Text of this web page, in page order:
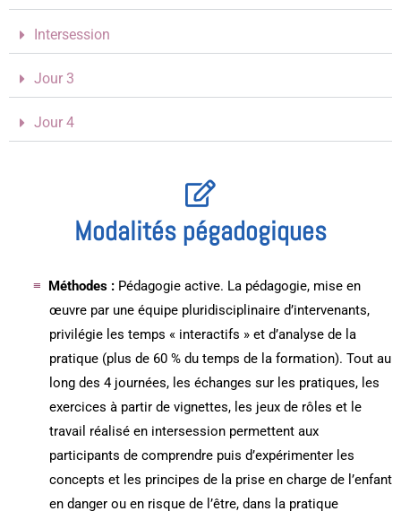
Intersession
Jour 3
Jour 4
Modalités pégadogiques
Méthodes : Pédagogie active. La pédagogie, mise en
œuvre par une équipe pluridisciplinaire d’intervenants,
privilégie les temps « interactifs » et d’analyse de la
pratique (plus de 60 % du temps de la formation). Tout au
long des 4 journées, les échanges sur les pratiques, les
exercices à partir de vignettes, les jeux de rôles et le
travail réalisé en intersession permettent aux
participants de comprendre puis d’expérimenter les
concepts et les principes de la prise en charge de l’enfant
en danger ou en risque de l’être, dans la pratique